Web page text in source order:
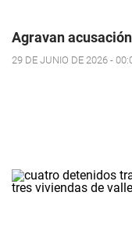
Agravan
29 DE JUNIO DE 2026 -